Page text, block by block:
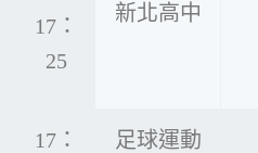
17：
25
新北高中
17：
足球運動